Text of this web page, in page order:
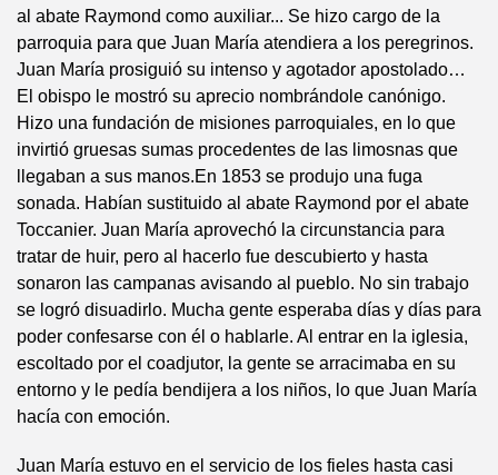
al abate Raymond como auxiliar... Se hizo cargo de la
parroquia para que Juan María atendiera a los peregrinos.
Juan María prosiguió su intenso y agotador apostolado…
El obispo le mostró su aprecio nombrándole canónigo.
Hizo una fundación de misiones parroquiales, en lo que
invirtió gruesas sumas procedentes de las limosnas que
llegaban a sus manos.En 1853 se produjo una fuga
sonada. Habían sustituido al abate Raymond por el abate
Toccanier. Juan María aprovechó la circunstancia para
tratar de huir, pero al hacerlo fue descubierto y hasta
sonaron las campanas avisando al pueblo. No sin trabajo
se logró disuadirlo. Mucha gente esperaba días y días para
poder confesarse con él o hablarle. Al entrar en la iglesia,
escoltado por el coadjutor, la gente se arracimaba en su
entorno y le pedía bendijera a los niños, lo que Juan María
hacía con emoción.
Juan María estuvo en el servicio de los fieles hasta casi